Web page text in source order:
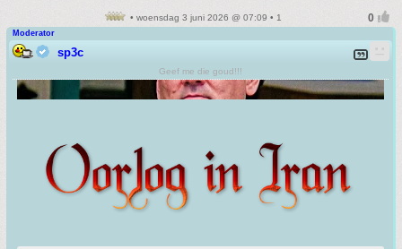
• woensdag 3 juni 2026 @ 07:09 • 1
Moderator
sp3c
Geef me die goud!!!